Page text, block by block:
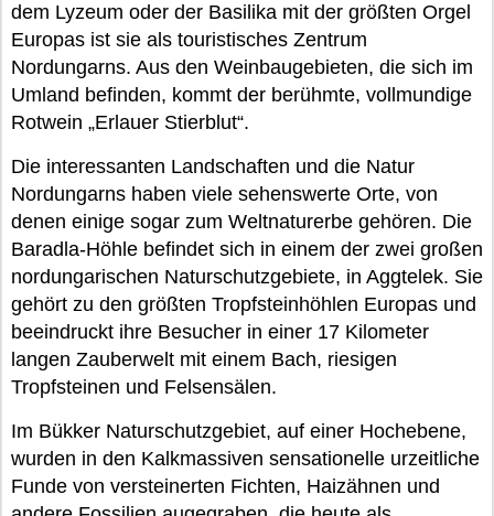
dem Lyzeum oder der Basilika mit der größten Orgel
Europas ist sie als touristisches Zentrum
Nordungarns. Aus den Weinbaugebieten, die sich im
Umland befinden, kommt der berühmte, vollmundige
Rotwein „Erlauer Stierblut“.
Die interessanten Landschaften und die Natur
Nordungarns haben viele sehenswerte Orte, von
denen einige sogar zum Weltnaturerbe gehören. Die
Baradla-Höhle befindet sich in einem der zwei großen
nordungarischen Naturschutzgebiete, in Aggtelek. Sie
gehört zu den größten Tropfsteinhöhlen Europas und
beeindruckt ihre Besucher in einer 17 Kilometer
langen Zauberwelt mit einem Bach, riesigen
Tropfsteinen und Felsensälen.
Im Bükker Naturschutzgebiet, auf einer Hochebene,
wurden in den Kalkmassiven sensationelle urzeitliche
Funde von versteinerten Fichten, Haizähnen und